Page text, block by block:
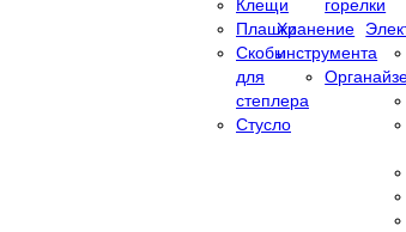
Клещи
Плашки
Скобы
для
степлера
Стусло
горелки
Хранение
инструмента